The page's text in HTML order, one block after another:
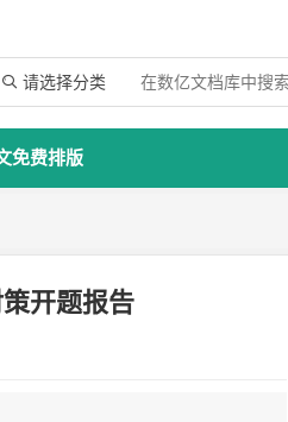
 请选择分类
免费排版
开题报告